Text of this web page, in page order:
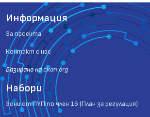
Информация
За проекта
Контакт с нас
Базиранo наckan.org
Набори
Зони от ПУП по член 16 (План за регулация)